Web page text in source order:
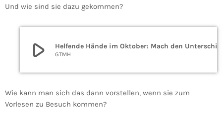
Und wie sind sie dazu gekommen?
play_arrow GTMH
Wie kann man sich das dann vorstellen, wenn sie zum
Vorlesen zu Besuch kommen?